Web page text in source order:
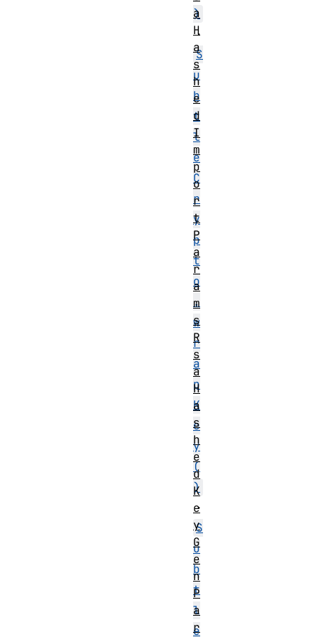
)
・
S
u
b
t
l
e
C
r
y
p
t
o
.
w
r
a
p
K
e
y
(
)
・
S
u
b
t
l
e
a
H
a
s
h
e
d
I
m
p
o
r
t
P
a
r
a
m
s
R
s
a
H
a
s
h
e
d
K
e
y
G
e
n
P
a
r